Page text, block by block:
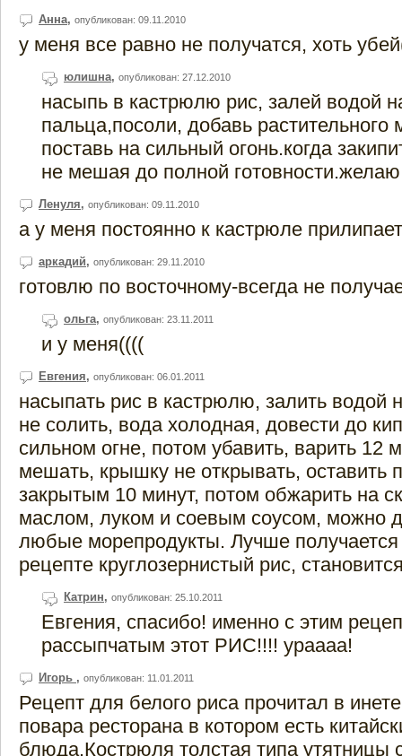
Анна, опубликован: 09.11.2010
у меня все равно не получатся, хоть
юлишна, опубликован: 27.12.2010
насыпь в кастрюлю рис, залей водой
пальца,посоли, добавь растительного
поставь на сильный огонь.когда
не мешая до полной
Ленуля, опубликован: 09.11.2010
а у меня постоянно к кастрюле прилипает
аркадий, опубликован: 29.11.2010
готовлю по восточному-всегда не
ольга, опубликован: 23.11.2011
и у меня((((
Евгения, опубликован: 06.01.2011
насыпать рис в кастрюлю, залить водой
не солить, вода холодная, довести до
сильном огне, потом убавить, варить 12
мешать, крышку не открывать, оставить
закрытым 10 минут, потом обжарить на
маслом, луком и соевым соусом, можно
любые морепродукты. Лучше получается
рецепте круглозернистый рис,
Катрин, опубликован: 25.10.2011
Евгения, спасибо! именно с этим
рассыпчатым этот РИС!!!! ураааа!
Игорь , опубликован: 11.01.2011
Рецепт для белого риса прочитал в
повара ресторана в котором есть
блюда.Кострюля толстая типа утятницы